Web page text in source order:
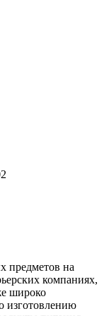
предметов на
компаниях,
широко
изготовлению